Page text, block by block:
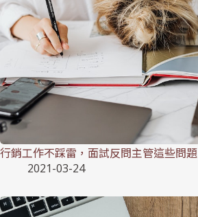
行銷工作不踩雷，面試反問主管這些問題
2021-03-24